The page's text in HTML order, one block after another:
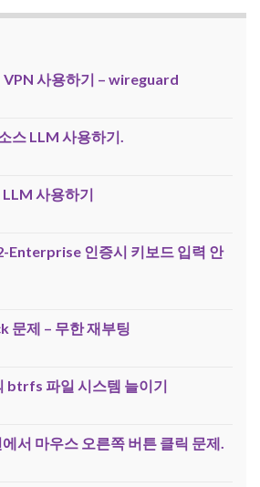
VPN 사용하기 – wireguard
스 LLM 사용하기.
사용하기
Enterprise 인증시 키보드 입력 안
문제 – 무한 재부팅
btrfs 파일 시스템 늘이기
서 마우스 오른쪽 버튼 클릭 문제.